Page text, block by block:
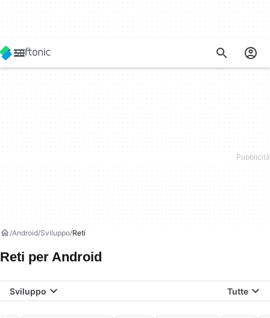
Android Sviluppo Reti
Reti per Android
Sviluppo Tutte